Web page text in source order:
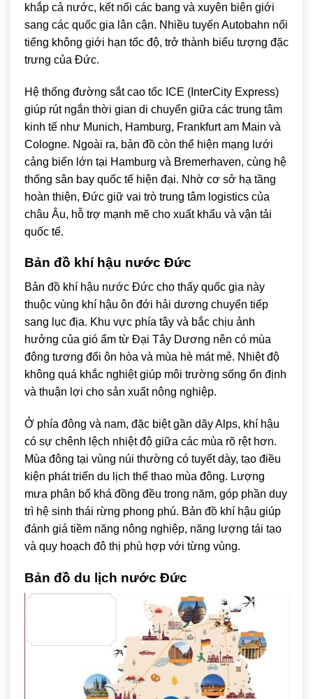
khắp cả nước, kết nối các bang và xuyên biên giới
sang các quốc gia lân cận. Nhiều tuyến Autobahn nổi
tiếng không giới hạn tốc độ, trở thành biểu tượng đặc
trưng của Đức.
Hệ thống đường sắt cao tốc ICE (InterCity Express)
giúp rút ngắn thời gian di chuyển giữa các trung tâm
kinh tế như Munich, Hamburg, Frankfurt am Main và
Cologne. Ngoài ra, bản đồ còn thể hiện mạng lưới
cảng biển lớn tại Hamburg và Bremerhaven, cùng hệ
thống sân bay quốc tế hiện đại. Nhờ cơ sở hạ tầng
hoàn thiện, Đức giữ vai trò trung tâm logistics của
châu Âu, hỗ trợ mạnh mẽ cho xuất khẩu và vận tải
quốc tế.
Bản đồ khí hậu nước Đức
Bản đồ khí hậu nước Đức cho thấy quốc gia này
thuộc vùng khí hậu ôn đới hải dương chuyển tiếp
sang lục địa. Khu vực phía tây và bắc chịu ảnh
hưởng của gió ẩm từ Đại Tây Dương nên có mùa
đông tương đối ôn hòa và mùa hè mát mẻ. Nhiệt độ
không quá khắc nghiệt giúp môi trường sống ổn định
và thuận lợi cho sản xuất nông nghiệp.
Ở phía đông và nam, đặc biệt gần dãy Alps, khí hậu
có sự chênh lệch nhiệt độ giữa các mùa rõ rệt hơn.
Mùa đông tại vùng núi thường có tuyết dày, tạo điều
kiện phát triển du lịch thể thao mùa đông. Lượng
mưa phân bố khá đồng đều trong năm, góp phần duy
trì hệ sinh thái rừng phong phú. Bản đồ khí hậu giúp
đánh giá tiềm năng nông nghiệp, năng lượng tái tạo
và quy hoạch đô thị phù hợp với từng vùng.
Bản đồ du lịch nước Đức